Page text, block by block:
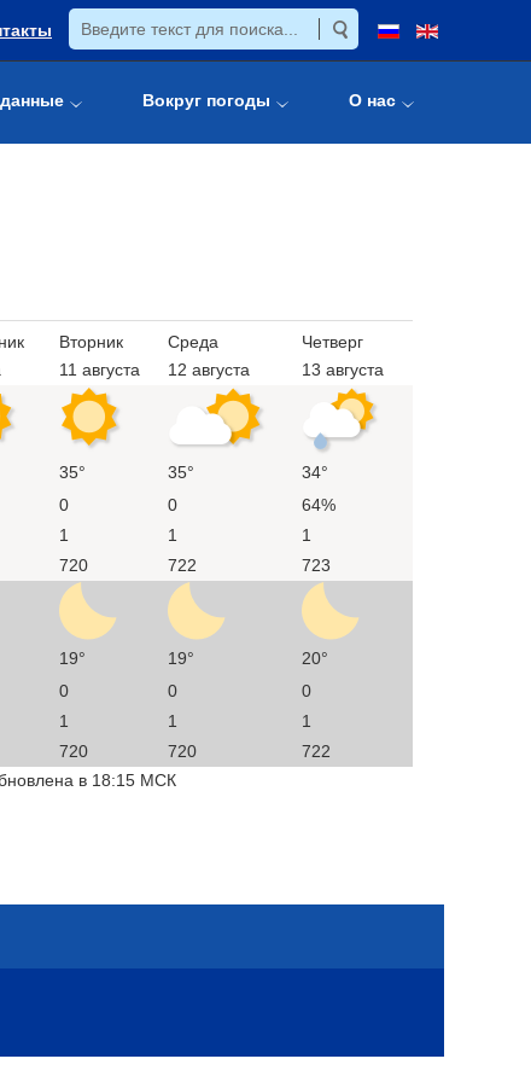
Вокруг погоды О нас
Вторник
11 августа
Среда
12 августа
Четверг
13 августа
35° 35°
34°
0 0
64%
1 1
1
720 722 723
19° 19°
20°
0 0
0
1 1
1
720 720
722
в 18:15 МСК